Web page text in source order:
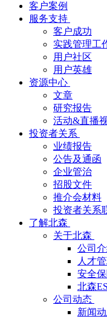
客户案例
服务支持
客户成功
实践管理工
用户社区
用户英雄
资源中心
文章
研究报告
活动&直播
投资者关系
业绩报告
公告及通函
企业管治
招股文件
推介会材料
投资者关系
了解北森
关于北森
公司
人才
安全
北森
公司动态
新闻